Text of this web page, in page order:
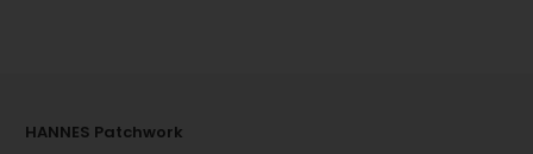
HANNES Patchwork